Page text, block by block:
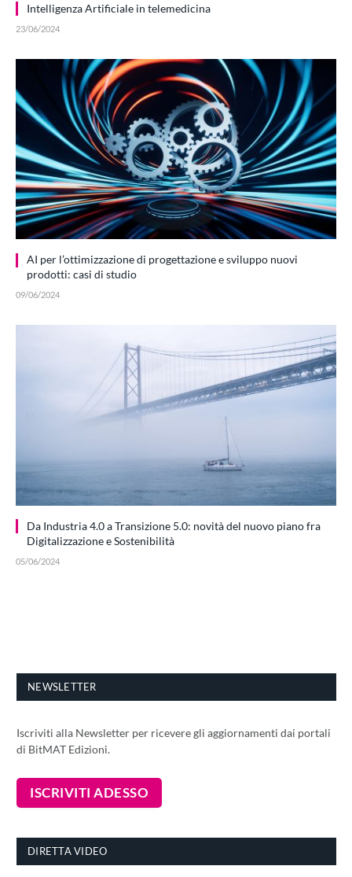
Intelligenza Artificiale in telemedicina
23/06/2024
AI per l’ottimizzazione di progettazione e sviluppo nuovi
prodotti: casi di studio
09/06/2024
Da Industria 4.0 a Transizione 5.0: novità del nuovo piano fra
Digitalizzazione e Sostenibilità
05/06/2024
NEWSLETTER
Iscriviti alla Newsletter per ricevere gli aggiornamenti dai portali
di BitMAT Edizioni.
DIRETTA VIDEO